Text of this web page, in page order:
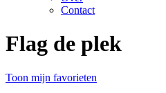
Contact
Flag de plek
Toon mijn favorieten